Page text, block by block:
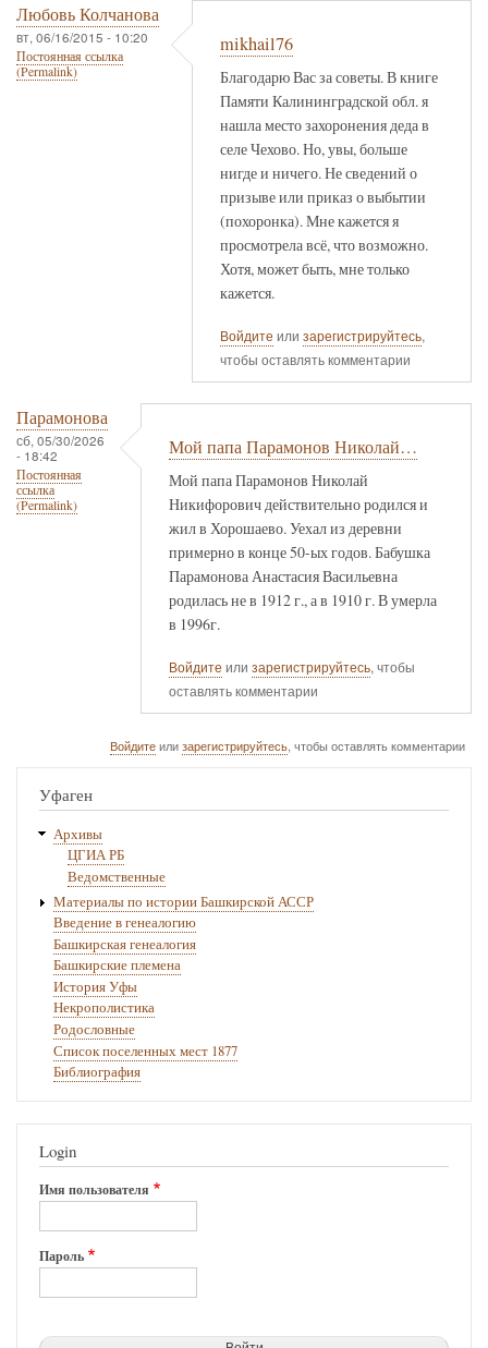
Любовь Колчанова
вт, 06/16/2015 - 10:20
Постоянная ссылка
(Permalink)
mikhail76
Благодарю Вас за советы. В книге
Памяти Калининградской обл. я
нашла место захоронения деда в
селе Чехово. Но, увы, больше
нигде и ничего. Не сведений о
призыве или приказ о выбытии
(похоронка). Мне кажется я
просмотрела всё, что возможно.
Хотя, может быть, мне только
кажется.
Войдите или зарегистрируйтесь,
чтобы оставлять комментарии
Парамонова
сб, 05/30/2026
- 18:42
Постоянная
ссылка
(Permalink)
Мой папа Парамонов Николай…
Мой папа Парамонов Николай
Никифорович действительно родился и
жил в Хорошаево. Уехал из деревни
примерно в конце 50-ых годов. Бабушка
Парамонова Анастасия Васильевна
родилась не в 1912 г., а в 1910 г. В умерла
в 1996г.
Войдите или зарегистрируйтесь, чтобы
оставлять комментарии
Войдитеилизарегистрируйтесь, чтобы оставлять комментарии
Уфаген
Архивы
ЦГИА РБ
Ведомственные
Материалы по истории Башкирской АССР
Введение в генеалогию
Башкирская генеалогия
Башкирские племена
История Уфы
Некрополистика
Родословные
Список поселенных мест 1877
Библиография
Login
Имя пользователя
Пароль